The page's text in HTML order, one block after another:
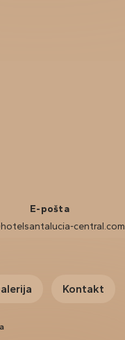
E-pošta
central.com
Kontakt